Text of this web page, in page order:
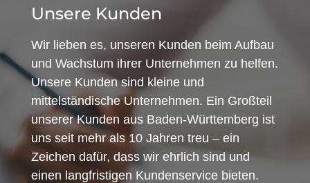
Unsere Kunden
Wir lieben es, unseren Kunden beim Aufbau
und Wachstum ihrer Unternehmen zu helfen.
Unsere Kunden sind kleine und
mittelständische Unternehmen. Ein Großteil
unserer Kunden aus Baden-Württemberg ist
uns seit mehr als 10 Jahren treu – ein
Zeichen dafür, dass wir ehrlich sind und
einen langfristigen Kundenservice bieten.